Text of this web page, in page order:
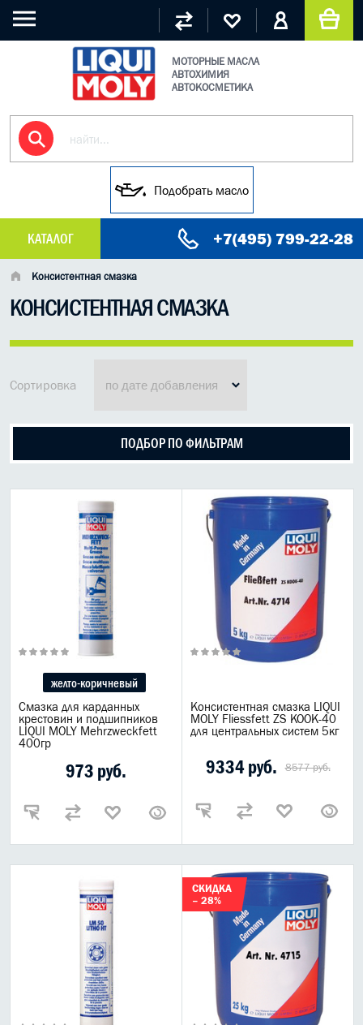
МОТОРНЫЕ МАСЛА
АВТОХИМИЯ
АВТОКОСМЕТИКА
Подобрать масло
КАТАЛОГ +7(495) 799-22-28
МАСЛО МОТОРНОЕ
ГРУЗОВЫЕ МАСЛА
ГИДРАВЛИЧЕСКИЕ МАСЛА
МАСЛО В КОРОБКУ
ИНДУСТРИАЛЬНЫЕ МАСЛА
АНТИФРИЗЫ СПЕЦЖИДКОСТИ
ПРИСАДКИ АВТОХИМИЯ
АВТО КОСМЕТИКА
Консистентная смазка
КОНСИСТЕНТНАЯ СМАЗКА
Сортировка
ПОДБОР ПО ФИЛЬТРАМ
желто-коричневый
Смазка для карданных
крестовин и подшипников
LIQUI MOLY Mehrzweckfett
400гр
973 руб.
Консистентная смазка LIQUI
MOLY Fliessfett ZS KOOK-40
для центральных систем 5кг
9334 руб. 8577 руб.
СКИДКА
– 28%